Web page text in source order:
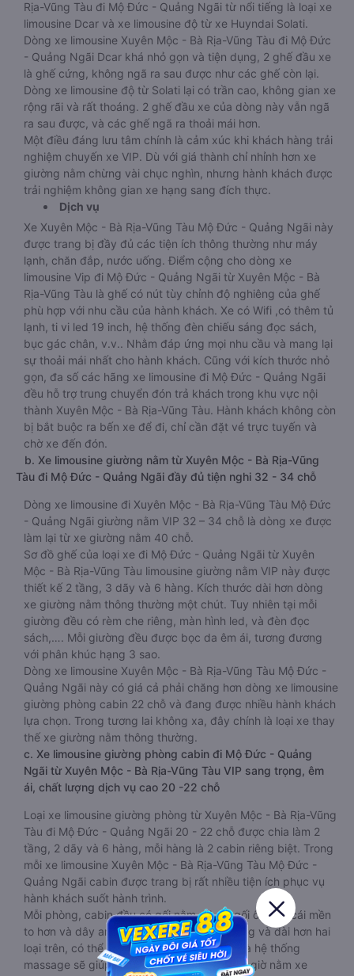
Rịa-Vũng Tàu đi Mộ Đức - Quảng Ngãi từ nổi tiếng là loại xe
limousine Dcar và xe limousine độ từ xe Huyndai Solati.
Dòng xe limousine Xuyên Mộc - Bà Rịa-Vũng Tàu đi Mộ Đức
- Quảng Ngãi Dcar khá nhỏ gọn và tiện dụng, 2 ghế đầu xe
là ghế cứng, không ngã ra sau được như các ghế còn lại.
Dòng xe limousine độ từ Solati lại có trần cao, không gian xe
rộng rãi và rất thoáng. 2 ghế đầu xe của dòng này vẫn ngã
ra sau được, và các ghế ngã ra thoải mái hơn.
Một điều đáng lưu tâm chính là cảm xúc khi khách hàng trải
nghiệm chuyến xe VIP. Dù với giá thành chỉ nhỉnh hơn xe
giường nằm chừng vài chục nghìn, nhưng hành khách được
trải nghiệm không gian xe hạng sang đích thực.
Dịch vụ
Xe Xuyên Mộc - Bà Rịa-Vũng Tàu Mộ Đức - Quảng Ngãi này
được trang bị đầy đủ các tiện ích thông thường như máy
lạnh, chăn đắp, nước uống. Điểm cộng cho dòng xe
limousine Vip đi Mộ Đức - Quảng Ngãi từ Xuyên Mộc - Bà
Rịa-Vũng Tàu là ghế có nút tùy chỉnh độ nghiêng của ghế
phù hợp với nhu cầu của hành khách. Xe có Wifi ,có thêm tủ
lạnh, ti vi led 19 inch, hệ thống đèn chiếu sáng đọc sách,
bục gác chân, v.v.. Nhằm đáp ứng mọi nhu cầu và mang lại
sự thoải mái nhất cho hành khách. Cũng với kích thước nhỏ
gọn, đa số các hãng xe limousine đi Mộ Đức - Quảng Ngãi
đều hỗ trợ trung chuyển đón trả khách trong khu vực nội
thành Xuyên Mộc - Bà Rịa-Vũng Tàu. Hành khách không còn
bị bắt buộc ra bến xe để đi, chỉ cần đặt vé trực tuyến và
chờ xe đến đón.
b. Xe limousine giường nằm từ Xuyên Mộc - Bà Rịa-Vũng
Tàu đi Mộ Đức - Quảng Ngãi đầy đủ tiện nghi 32 - 34 chỗ
Dòng xe limousine đi Xuyên Mộc - Bà Rịa-Vũng Tàu Mộ Đức
- Quảng Ngãi giường nằm VIP 32 – 34 chỗ là dòng xe được
làm lại từ xe giường nằm 40 chỗ.
Sơ đồ ghế của loại xe đi Mộ Đức - Quảng Ngãi từ Xuyên
Mộc - Bà Rịa-Vũng Tàu limousine giường nằm VIP này được
thiết kế 2 tầng, 3 dãy và 6 hàng. Kích thước dài hơn dòng
xe giường nằm thông thường một chút. Tuy nhiên tại mỗi
giường đều có rèm che riêng, màn hình led, và đèn đọc
sách,…. Mỗi giường đều được bọc da êm ái, tương đương
với phân khúc hạng 3 sao.
Dòng xe limousine Xuyên Mộc - Bà Rịa-Vũng Tàu Mộ Đức -
Quảng Ngãi này có giá cả phải chăng hơn dòng xe limousine
giường phòng cabin 22 chỗ và đang được nhiều hành khách
lựa chọn. Trong tương lai không xa, đây chính là loại xe thay
thế xe giường nằm thông thường.
c. Xe limousine giường phòng cabin đi Mộ Đức - Quảng
Ngãi từ Xuyên Mộc - Bà Rịa-Vũng Tàu VIP sang trọng, êm
ái, chất lượng dịch vụ cao 20 -22 chỗ
Loại xe limousine giường phòng từ Xuyên Mộc - Bà Rịa-Vũng
Tàu đi Mộ Đức - Quảng Ngãi 20 - 22 chỗ được chia làm 2
tầng, 2 dãy và 6 hàng, mỗi hàng là 2 cabin riêng biệt. Trong
mỗi xe limousine Xuyên Mộc - Bà Rịa-Vũng Tàu Mộ Đức -
Quảng Ngãi cabin được trang bị rất nhiều tiện ích phục vụ
hành khách suốt hành trình.
Mỗi phòng, cabin đều có gối nằm rời, có gối ôm, có cái mền
to hơn và dây an toàn seat belt. Giường rộng và dài hơn hai
loại trên, có thể lăn lộn thoải mái. Đặc biệt là hệ thống
massage sẽ giúp bạn thư giãn trong những giờ nằm xe